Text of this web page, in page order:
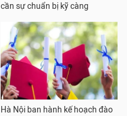
cần sự chuẩn bị kỹ càng
Hà Nội ban hành kế hoạch đào